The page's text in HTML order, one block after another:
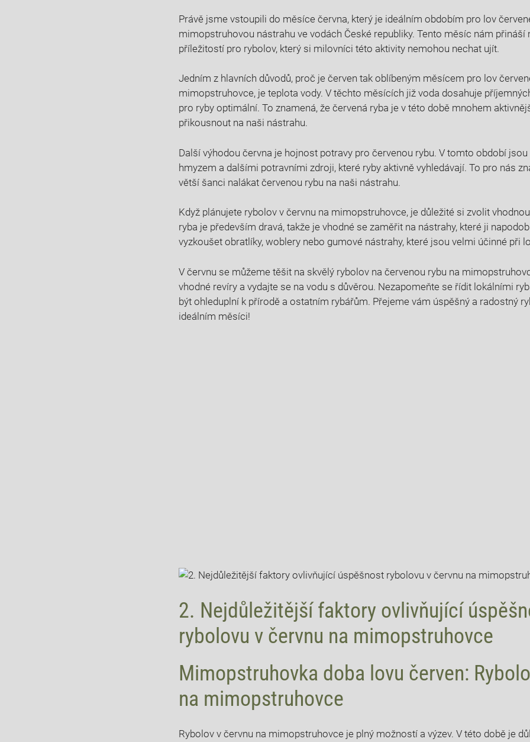
Právě ⁣jsme vstoupili ‌do měsíce června, který je ideálním obdobím pro lov
mimopstruhovou ⁤nástrahu ve vodách ‍České ⁢republiky. Tento ⁣měsíc nám ⁣přináší⁢
příležitostí pro⁢ rybolov, který si milovníci této aktivity nemohou nechat ujít.
Jedním z hlavních ⁣důvodů, ‌proč je červen‍ tak oblíbeným ‌měsícem pro lov
mimopstruhovce, je⁤ teplota vody. V ⁤těchto ‌měsících již voda dosahuje
pro ryby optimální. ⁤To​ znamená, ⁢že červená⁢ ryba ⁣je v této době ⁢mnohem
‍přikousnout na naši nástrahu.
Další ⁢výhodou června je hojnost⁤ potravy​ pro červenou rybu. V​ tomto období jsou
hmyzem a dalšími potravními zdroji, které ryby⁤ aktivně⁣ vyhledávají.⁢ To pro⁤ nás
‌větší šanci nalákat červenou rybu na naši nástrahu.
Když plánujete rybolov v červnu ⁤na mimopstruhovce,⁣ je důležité si‌ zvolit
ryba​ je především dravá, ⁣takže je vhodné se zaměřit na nástrahy, které⁣ ji
‍vyzkoušet obratlíky,⁢ woblery ⁤nebo⁤ gumové nástrahy, které ‍jsou ‌velmi účinné při
V červnu se můžeme‌ těšit⁤ na skvělý ​rybolov na červenou rybu⁢ na
⁣vhodné revíry​ a vydajte se na vodu s⁣ důvěrou. Nezapomeňte se řídit lokálními
být ohleduplní k přírodě ⁢a ostatním‍ rybářům. Přejeme vám úspěšný a radostný​
ideálním⁣ měsíci!
2. ⁣Nejdůležitější ⁢faktory ovlivňující
rybolovu v červnu na mimopstruhovce
Mimopstruhovka ⁣doba lovu červen:
na mimopstruhovce
Rybolov v ⁣červnu na mimopstruhovce⁤ je plný možností⁣ a výzev. V‌ této době je